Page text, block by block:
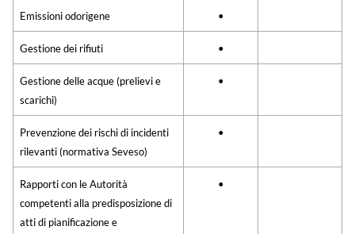
Emissioni odorigene •
Gestione dei rifiuti •
Gestione delle acque (prelievi e
scarichi)
•
Prevenzione dei rischi di incidenti
rilevanti (normativa Seveso)
•
Rapporti con le Autorità
competenti alla predisposizione di
atti di pianificazione e
•